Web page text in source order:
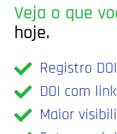
Veja o que
hoje.
Registro
DOI com
Maior